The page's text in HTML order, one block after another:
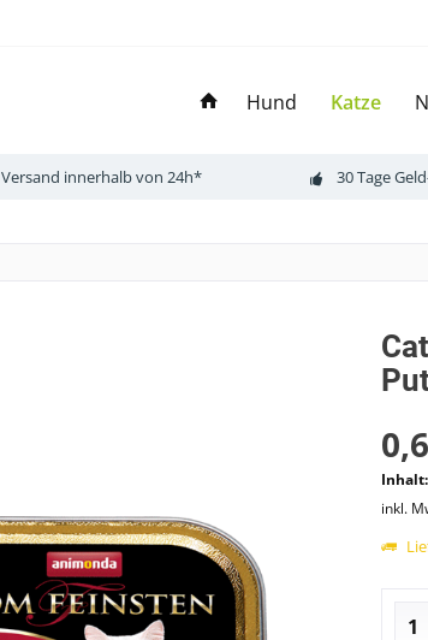
Hund Katze
Versand innerhalb von 24h* 30 Tage
Inhalt:
inkl.